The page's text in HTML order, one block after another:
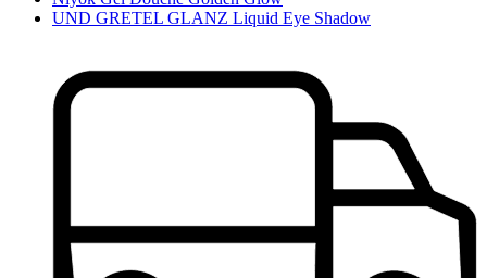
UND GRETEL GLANZ Liquid Eye Shadow